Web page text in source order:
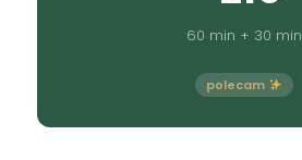
60 min + 30 min
polecam